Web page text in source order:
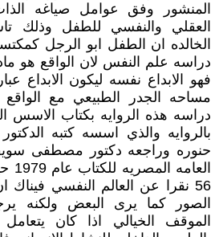
المنشور وفق عوامل صياغه
العقلي والنفسي للطفل وذلك
الخالده ان الطفل ابو الرجل
دراسه علم النفس لان الواقع هو ماده
فهو الابداع نفسه ليكون الابداع
مساحه الجدر الطبيعي مع الواقع
دراسه هذه الروايه بكتاب الاسس
بالروايه والذي اسسه كتبه
حنوره وراجعه دكتور مصطفى
56 نقرا عن العالم النفسي
الصور كما يرى البعض ولكنه
الموقف الخيالي اذا كان